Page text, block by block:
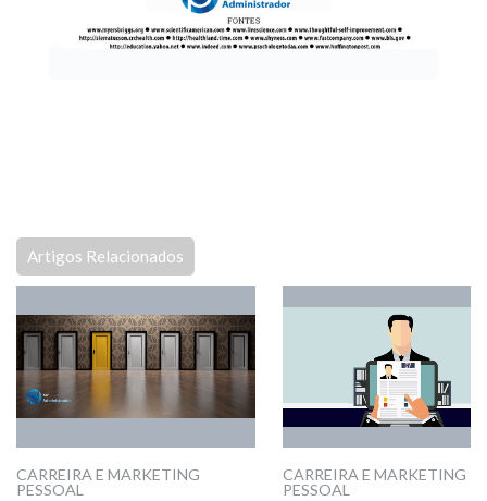
Artigos Relacionados
CARREIRA E MARKETING
PESSOAL
CARREIRA E MARKETING
PESSOAL